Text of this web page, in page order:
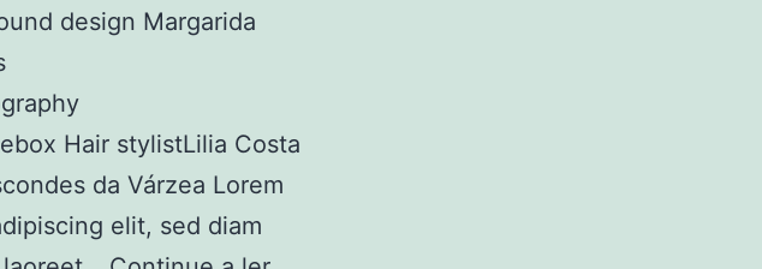
design Margarida
Hair stylistLilia Costa
da Várzea Lorem
elit, sed diam